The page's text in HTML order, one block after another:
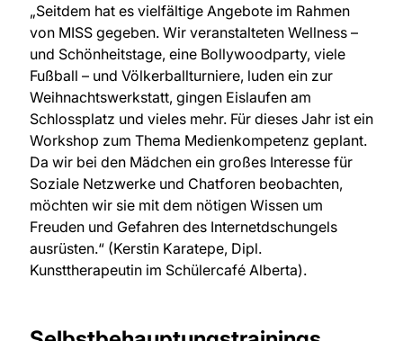
„Seitdem hat es vielfältige Angebote im Rahmen
von MISS gegeben. Wir veranstalteten Wellness –
und Schönheitstage, eine Bollywoodparty, viele
Fußball – und Völkerballturniere, luden ein zur
Weihnachtswerkstatt, gingen Eislaufen am
Schlossplatz und vieles mehr. Für dieses Jahr ist ein
Workshop zum Thema Medienkompetenz geplant.
Da wir bei den Mädchen ein großes Interesse für
Soziale Netzwerke und Chatforen beobachten,
möchten wir sie mit dem nötigen Wissen um
Freuden und Gefahren des Internetdschungels
ausrüsten.“ (Kerstin Karatepe, Dipl.
Kunsttherapeutin im Schülercafé Alberta).